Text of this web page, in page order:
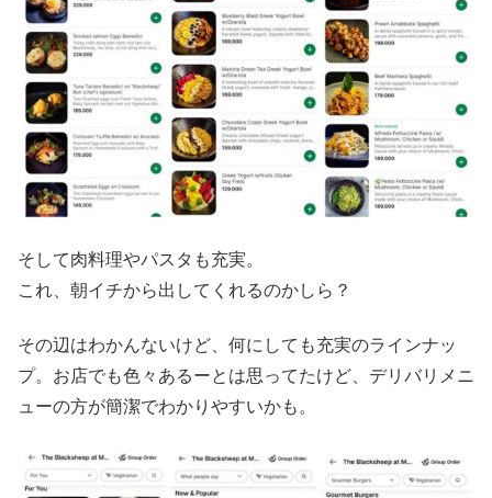
そして肉料理やパスタも充実。
これ、朝イチから出してくれるのかしら？
その辺はわかんないけど、何にしても充実のラインナッ
プ。お店でも色々あるーとは思ってたけど、デリバリメニ
ューの方が簡潔でわかりやすいかも。